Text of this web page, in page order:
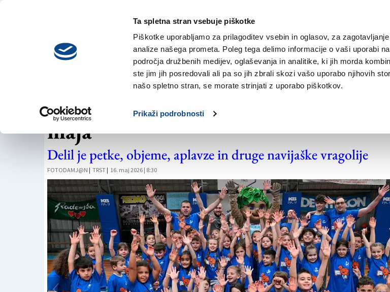
Ta spletna stran vsebuje piškotke
Piškotke uporabljamo za prilagoditev vsebin in oglasov, za
analize našega prometa. Poleg tega delimo informacije o vaši uporabi
področja družbenih medijev, oglaševanja in analitike, ki jih morda
ste jim jih posredovali ali pa so jih zbrali skozi vašo uporabo njihovih
našo spletno stran, se morate strinjati z uporabo piškotkov.
Prikaži podrobnosti
petek,
7. avgusta 2026
NOVICE TRŽAŠKA GORIŠKA KULTURA
Lipko obiskal otroke na Stadionu 1.
maja
Delil je petke, objeme, aplavze in druge navijaške vragolije
FOTODAMJ@N | TRST | 16. maj 2026 | 8:30